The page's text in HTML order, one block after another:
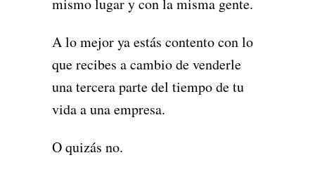
mismo lugar y con la misma gente.
A lo mejor ya estás contento con lo
que recibes a cambio de venderle
una tercera parte del tiempo de tu
vida a una empresa.
O quizás no.